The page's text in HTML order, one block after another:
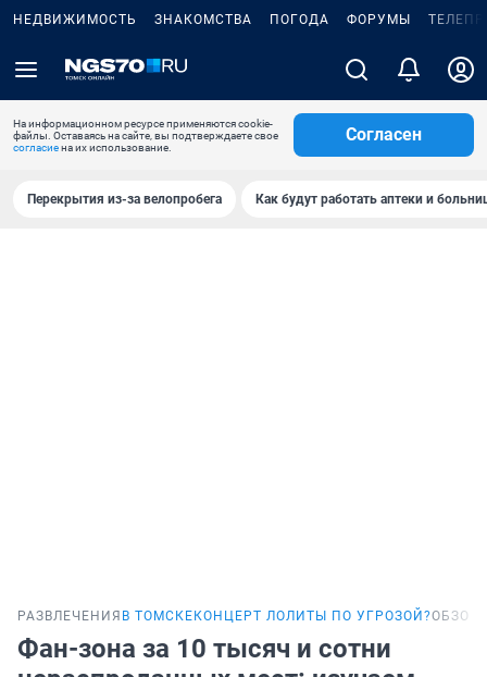
НЕДВИЖИМОСТЬ ЗНАКОМСТВА ПОГОДА ФОРУМЫ
На информационном ресурсе применяются cookie-
файлы. Оставаясь на сайте, вы подтверждаете свое
согласиена их использование.
Согласен
Перекрытия из-за велопробега Как будут работать аптеки и
РАЗВЛЕЧЕНИЯ В ТОМСКЕ КОНЦЕРТ ЛОЛИТЫ ПО УГРОЗОЙ?ОБЗОР
Фан-зона за 10 тысяч и сотни